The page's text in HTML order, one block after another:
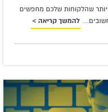
שהלקוחות שלכם מחפשים
להמשך קריאה >